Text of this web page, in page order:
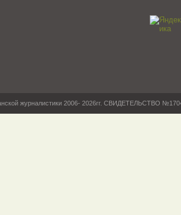
журналистики 2006- 2026гг. СВИДЕТЕЛЬСТВО